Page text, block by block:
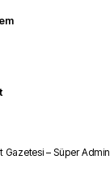
Gazetesi – Süper Admin